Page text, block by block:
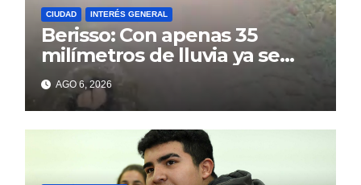
CIUDAD INTERÉS GENERAL
Berisso: Con apenas 35
milímetros de lluvia ya se
sienten los problemas
AGO 6, 2026